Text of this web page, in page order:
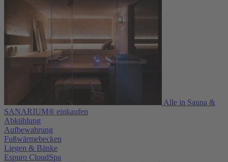
Alle in Sauna &
SANARIUM® einkaufen
Abkühlung
Aufbewahrung
Fußwärmebecken
Liegen & Bänke
Espuro CloudSpa